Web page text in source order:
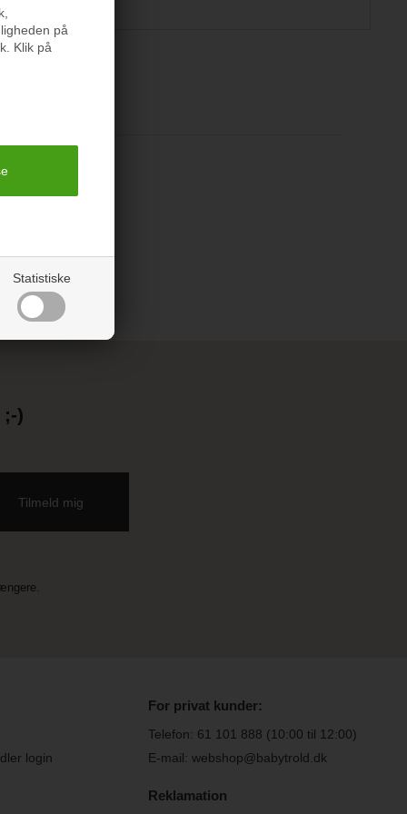
på
Klik på
Statistiske
)
login
For privat kunder:
Telefon: 61 101 888 (10:00 til 12:00)
E-mail: webshop@babytrold.dk
Reklamation